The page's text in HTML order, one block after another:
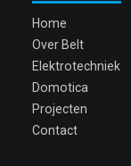
Home
Over Belt
Elektrotechniek
Domotica
Projecten
Contact